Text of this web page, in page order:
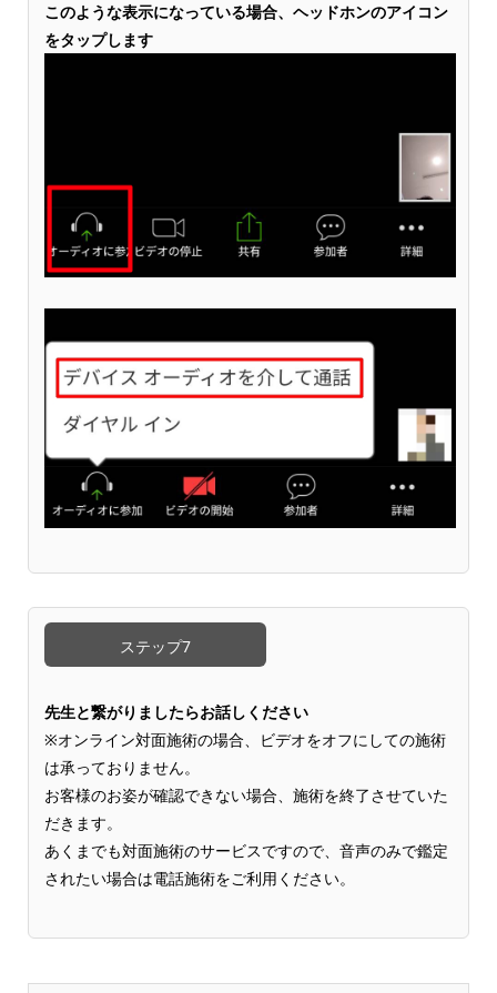
このような表示になっている場合、ヘッドホンのアイコン
をタップします
ステップ7
先生と繋がりましたらお話しください
※オンライン対面施術の場合、ビデオをオフにしての施術
は承っておりません。
お客様のお姿が確認できない場合、施術を終了させていた
だきます。
あくまでも対面施術のサービスですので、音声のみで鑑定
されたい場合は電話施術をご利用ください。